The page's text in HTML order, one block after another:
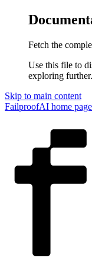
Fetch the
Use this file to
exploring further.
Skip to main content
FailproofAI home page